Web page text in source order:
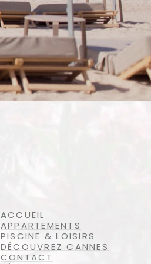
ACCUEIL
APPARTEMENTS
PISCINE & LOISIRS
DÉCOUVREZ CANNES
CONTACT